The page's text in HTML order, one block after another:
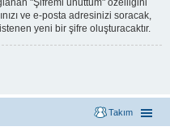
"Şifremi unuttum" özelliğini
ve e-posta adresinizi soracak,
yeni bir şifre oluşturacaktır.
Takım